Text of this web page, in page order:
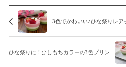
3色でかわいい♪ひな祭りレア
ひな祭りに！ひしもちカラーの3色プリン